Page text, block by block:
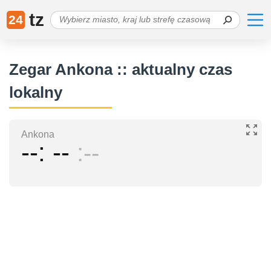
24 tz
Zegar Ankona :: aktualny czas
lokalny
Ankona
-- -- --